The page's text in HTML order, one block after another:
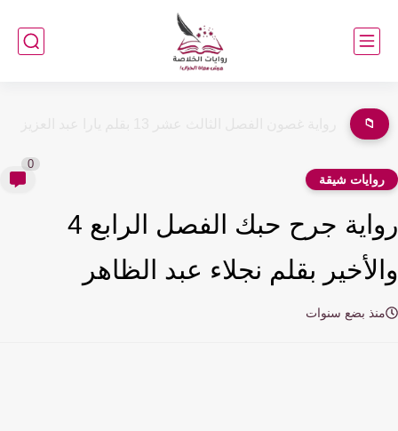
📁 رواية غصون الفصل الثالث عشر 13 بقلم يارا عبد العزيز
شيقة
رواية جرح حبك الفصل الرابع 4
بقلم نجلاء عبد الظاهر
بضع سنوات